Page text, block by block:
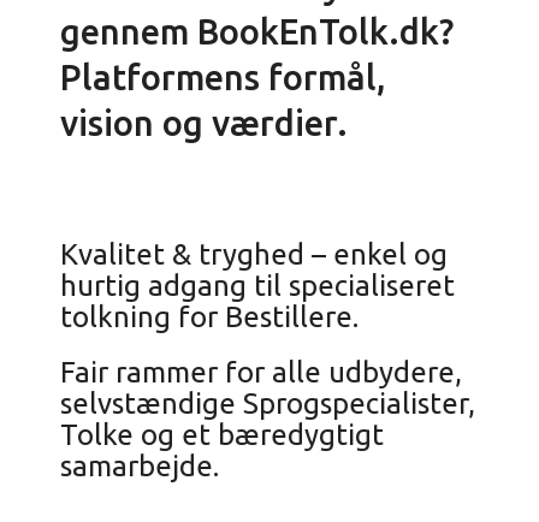
gennem BookEnTolk.dk?
Platformens formål,
vision og værdier.
Kvalitet & tryghed – enkel og
hurtig adgang til specialiseret
tolkning for Bestillere.
Fair rammer for alle udbydere,
selvstændige Sprogspecialister,
Tolke og et bæredygtigt
samarbejde.